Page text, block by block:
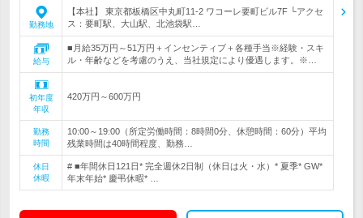
勤務地
【本社】 東京都板橋区中丸町11-2 ワコーレ要町ビル7F └アクセ
ス：要町駅、大山駅、北池袋駅…
給与
■月給35万円～51万円＋インセンティブ＋各種手当※経験・スキ
ル・年齢などを考慮のうえ、当社規定により優遇します。※…
初年度
年収
420万円～600万円
勤務
時間
10:00～19:00（所定労働時間：8時間0分、休憩時間：60分）平均
残業時間は40時間程度、勤務…
休日
休暇
# ■年間休日121日* 完全週休2日制（休日は火・水）* 夏季* GW*
年末年始* 慶弔休暇* …